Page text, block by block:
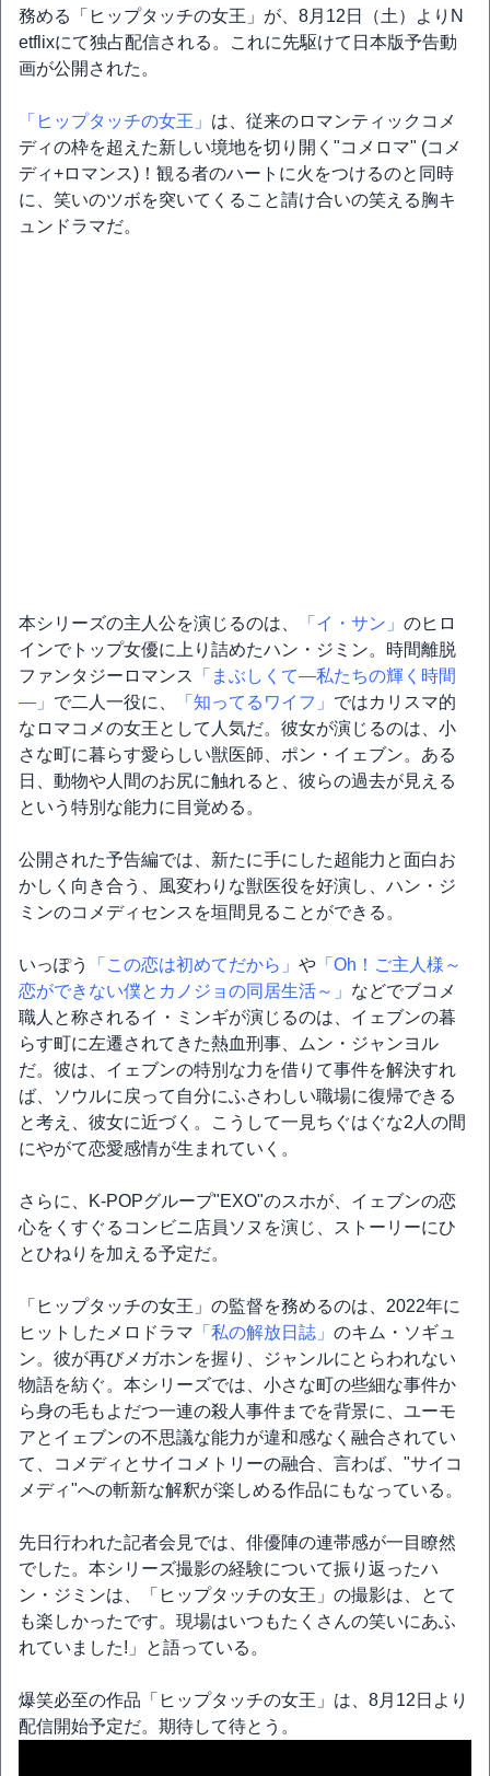
務める「ヒップタッチの女王」が、8月12日（土）よりN
etflixにて独占配信される。これに先駆けて日本版予告動
画が公開された。
「ヒップタッチの女王」 は、従来のロマンティックコメ
ディの枠を超えた新しい境地を切り開く"コメロマ" (コメ
ディ+ロマンス)！観る者のハートに火をつけるのと同時
に、笑いのツボを突いてくること請け合いの笑える胸キ
ュンドラマだ。
本シリーズの主人公を演じるのは、 「イ・サン」 のヒロ
インでトップ女優に上り詰めたハン・ジミン。時間離脱
ファンタジーロマンス
「まぶしくて―私たちの輝く時間
―」 で二人一役に、 「知ってるワイフ」 ではカリスマ的
なロマコメの女王として人気だ。彼女が演じるのは、小
さな町に暮らす愛らしい獣医師、ポン・イェブン。ある
日、動物や人間のお尻に触れると、彼らの過去が見える
という特別な能力に目覚める。
公開された予告編では、新たに手にした超能力と面白お
かしく向き合う、風変わりな獣医役を好演し、ハン・ジ
ミンのコメディセンスを垣間見ることができる。
いっぽう 「この恋は初めてだから」 や 「Oh！ご主人様～
恋ができない僕とカノジョの同居生活～」 などでブコメ
職人と称されるイ・ミンギが演じるのは、イェブンの暮
らす町に左遷されてきた熱血刑事、ムン・ジャンヨル
だ。彼は、イェブンの特別な力を借りて事件を解決すれ
ば、ソウルに戻って自分にふさわしい職場に復帰できる
と考え、彼女に近づく。こうして一見ちぐはぐな2人の間
にやがて恋愛感情が生まれていく。
さらに、K-POPグループ"EXO"のスホが、イェブンの恋
心をくすぐるコンビニ店員ソヌを演じ、ストーリーにひ
とひねりを加える予定だ。
「ヒップタッチの女王」の監督を務めるのは、2022年に
ヒットしたメロドラマ 「私の解放日誌」 のキム・ソギュ
ン。彼が再びメガホンを握り、ジャンルにとらわれない
物語を紡ぐ。本シリーズでは、小さな町の些細な事件か
ら身の毛もよだつ一連の殺人事件までを背景に、ユーモ
アとイェブンの不思議な能力が違和感なく融合されてい
て、コメディとサイコメトリーの融合、言わば、"サイコ
メディ"への斬新な解釈が楽しめる作品にもなっている。
先日行われた記者会見では、俳優陣の連帯感が一目瞭然
でした。本シリーズ撮影の経験について振り返ったハ
ン・ジミンは、「ヒップタッチの女王」の撮影は、とて
も楽しかったです。現場はいつもたくさんの笑いにあふ
れていました!」と語っている。
爆笑必至の作品「ヒップタッチの女王」は、8月12日より
配信開始予定だ。期待して待とう。